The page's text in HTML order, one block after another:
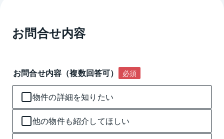
お問合せ内容
お問合せ内容（複数回答可） 必須
物件の詳細を知りたい
他の物件も紹介してほしい